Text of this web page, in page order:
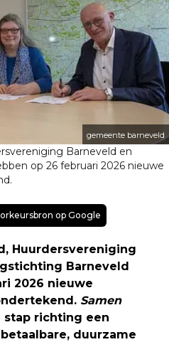
gemeente barneveld
Barneveld en
op 26 februari 2026 nieuwe
op Google
Huurdersvereniging
Barneveld
2026 nieuwe
Samen
richting een
duurzame